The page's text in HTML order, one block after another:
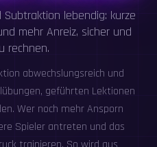
lebendig: kurze
mehr Anreiz, sicher und
rechnen.
abwechslungsreich und
geführten Lektionen
Wer noch mehr Ansporn
Spieler antreten und das